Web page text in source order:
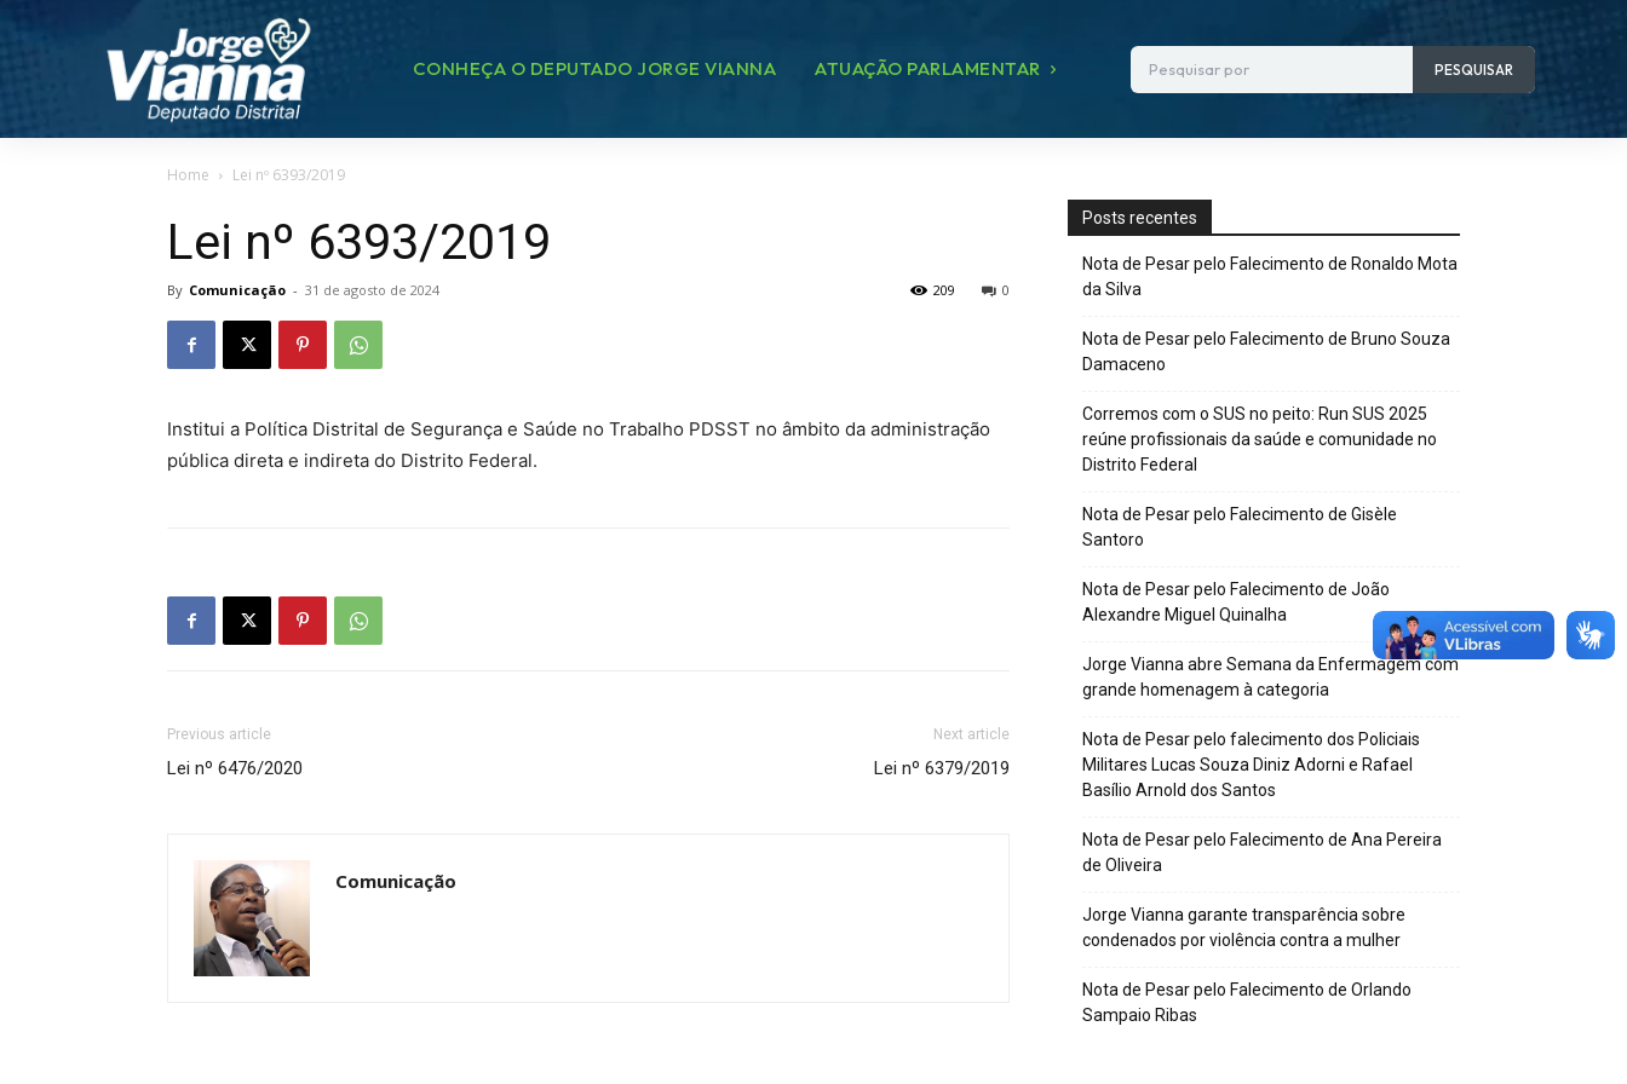
CONHEÇA O DEPUTADO JORGE VIANNA ATUAÇÃO PARLAMENTAR Pesquisar por PESQUISAR
Home Lei nº 6393/2019
Lei nº 6393/2019
By Comunicação - 31 de agosto de 2024 0
209
Institui a Política Distrital de Segurança e Saúde no Trabalho PDSST no âmbito da administração
pública direta e indireta do Distrito Federal.
Previous article
Lei nº 6476/2020
Next article
Lei nº 6379/2019
Comunicação
Posts recentes
Nota de Pesar pelo Falecimento de Ronaldo Mota
da Silva
Nota de Pesar pelo Falecimento de Bruno Souza
Damaceno
Corremos com o SUS no peito: Run SUS 2025
reúne profissionais da saúde e comunidade no
Distrito Federal
Nota de Pesar pelo Falecimento de Gisèle
Santoro
Nota de Pesar pelo Falecimento de João
Alexandre Miguel Quinalha
Jorge Vianna abre Semana da Enfermagem com
grande homenagem à categoria
Nota de Pesar pelo falecimento dos Policiais
Militares Lucas Souza Diniz Adorni e Rafael
Basílio Arnold dos Santos
Nota de Pesar pelo Falecimento de Ana Pereira
de Oliveira
Jorge Vianna garante transparência sobre
condenados por violência contra a mulher
Nota de Pesar pelo Falecimento de Orlando
Sampaio Ribas